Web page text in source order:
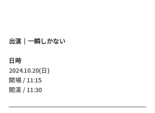
出演｜一瞬しかない
日時
2024.10.20(日)
開場 / 11:15
開演 / 11:30